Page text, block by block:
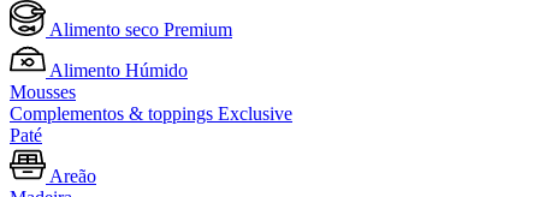
Alimento seco Premium
Alimento Húmido
Mousses
Complementos & toppings Exclusive
Paté
Areão